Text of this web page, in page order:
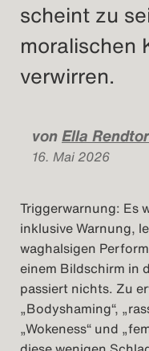
scheint zu
moralischen
verwirren.
vonElla
16. Mai 2026
Triggerwarnung: Es
inklusive Warnung,
waghalsigen
einem Bildschirm in
passiert nichts. Zu
„Bodyshaming“,
„Wokeness“ und